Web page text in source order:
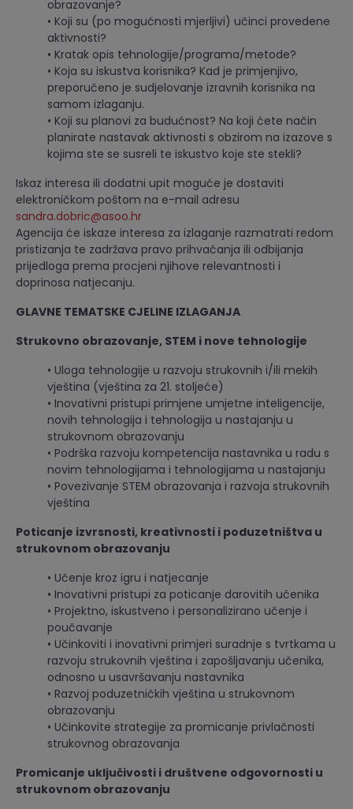
obrazovanje?
• Koji su (po mogućnosti mjerljivi) učinci provedene
aktivnosti?
• Kratak opis tehnologije/programa/metode?
• Koja su iskustva korisnika? Kad je primjenjivo,
preporučeno je sudjelovanje izravnih korisnika na
samom izlaganju.
• Koji su planovi za budućnost? Na koji ćete način
planirate nastavak aktivnosti s obzirom na izazove s
kojima ste se susreli te iskustvo koje ste stekli?
Iskaz interesa ili dodatni upit moguće je dostaviti
elektroničkom poštom na e-mail adresu
sandra.dobric@asoo.hr
Agencija će iskaze interesa za izlaganje razmatrati redom
pristizanja te zadržava pravo prihvaćanja ili odbijanja
prijedloga prema procjeni njihove relevantnosti i
doprinosa natjecanju.
GLAVNE TEMATSKE CJELINE IZLAGANJA
Strukovno obrazovanje, STEM i nove tehnologije
• Uloga tehnologije u razvoju strukovnih i/ili mekih
vještina (vještina za 21. stoljeće)
• Inovativni pristupi primjene umjetne inteligencije,
novih tehnologija i tehnologija u nastajanju u
strukovnom obrazovanju
• Podrška razvoju kompetencija nastavnika u radu s
novim tehnologijama i tehnologijama u nastajanju
• Povezivanje STEM obrazovanja i razvoja strukovnih
vještina
Poticanje izvrsnosti, kreativnosti i poduzetništva u
strukovnom obrazovanju
• Učenje kroz igru i natjecanje
• Inovativni pristupi za poticanje darovitih učenika
• Projektno, iskustveno i personalizirano učenje i
poučavanje
• Učinkoviti i inovativni primjeri suradnje s tvrtkama u
razvoju strukovnih vještina i zapošljavanju učenika,
odnosno u usavršavanju nastavnika
• Razvoj poduzetničkih vještina u strukovnom
obrazovanju
• Učinkovite strategije za promicanje privlačnosti
strukovnog obrazovanja
Promicanje uključivosti i društvene odgovornosti u
strukovnom obrazovanju